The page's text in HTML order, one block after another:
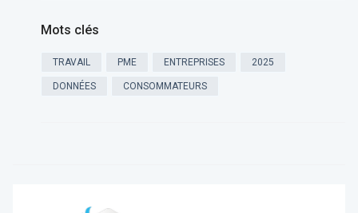
Mots clés
TRAVAIL PME ENTREPRISES 2025
DONNÉES CONSOMMATEURS